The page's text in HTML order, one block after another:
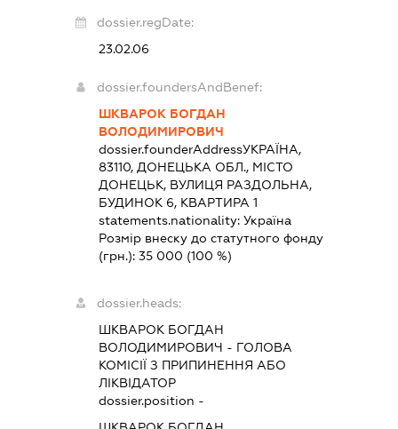
dossier.regDate:
23.02.06
dossier.foundersAndBenef:
ШКВАРОК БОГДАН
ВОЛОДИМИРОВИЧ
dossier.founderAddressУКРАЇНА,
83110, ДОНЕЦЬКА ОБЛ., МІСТО
ДОНЕЦЬК, ВУЛИЦЯ РАЗДОЛЬНА,
БУДИНОК 6, КВАРТИРА 1
statements.nationality: Україна
Розмір внеску до статутного фонду
(грн.): 35 000 (100 %)
dossier.heads:
ШКВАРОК БОГДАН
ВОЛОДИМИРОВИЧ - ГОЛОВА
КОМІСІЇ З ПРИПИНЕННЯ АБО
ЛІКВІДАТОР
dossier.position -